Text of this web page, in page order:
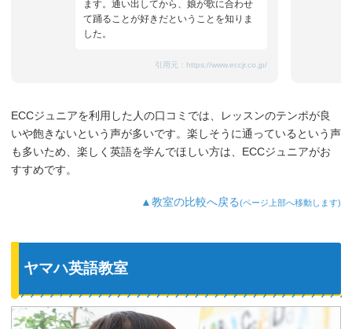
ます。通い出してから、娘が歌に合わせ
て踊ることが好きだということを知りま
した。
引用元： https://www.eccjr.co.jp/
ECCジュニアを利用した人の口コミでは、レッスンのテンポが良
いや飽きないという声が多いです。楽しそうに通っているという声
も多いため、楽しく英語を学んでほしい方は、ECCジュニアがお
すすめです。
▲教室の比較へ戻る(ページ上部へ移動します)
ヤマハ英語教室